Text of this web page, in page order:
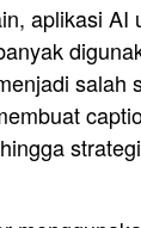
aplikasi AI
salah